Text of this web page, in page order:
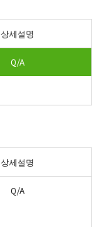
상세설명
Q/A
상세설명
Q/A